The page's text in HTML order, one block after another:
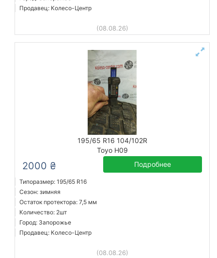
Продавец: Колесо-Центр
(08.08.26)
195/65 R16 104/102R
Toyo H09
2000 ₴ Подробнее
Типоразмер: 195/65 R16
Сезон: зимняя
Остаток протектора: 7,5 мм
Количество: 2шт
Город: Запорожье
Продавец: Колесо-Центр
(08.08.26)